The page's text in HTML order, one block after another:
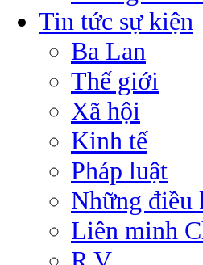
Tin tức sự kiện
Ba Lan
Thế giới
Xã hội
Kinh tế
Pháp luật
Những điều
Liên minh